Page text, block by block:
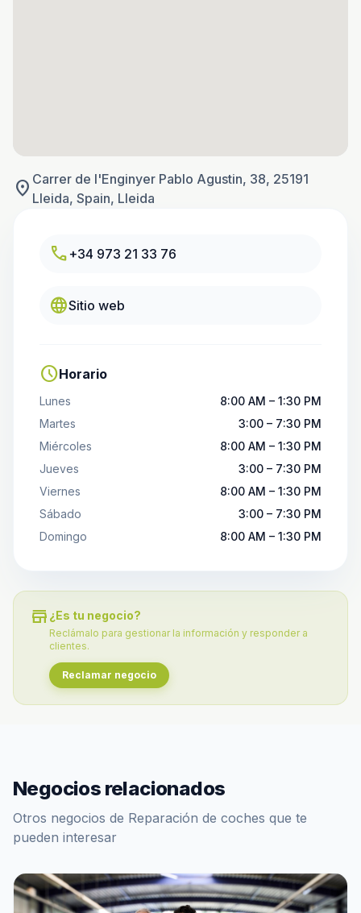
location_on Carrer de l'Enginyer Pablo Agustin, 38, 25191
Lleida, Spain, Lleida
call +34 973 21 33 76
languageSitio web
scheduleHorario
Lunes
8:00 AM – 1:30 PM
Martes
3:00 – 7:30 PM
Miércoles
8:00 AM – 1:30 PM
Jueves
3:00 – 7:30 PM
Viernes
8:00 AM – 1:30 PM
Sábado
3:00 – 7:30 PM
Domingo
8:00 AM – 1:30 PM
store ¿Es tu negocio?
Reclámalo para gestionar la información y responder a
clientes.
Reclamar negocio
Negocios relacionados
Otros negocios de Reparación de coches que te
pueden interesar